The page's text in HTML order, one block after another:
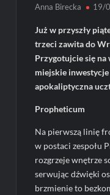
Anna Birecka 19/
Już w przyszły
trzeci zawita do
Przygotujcie się
miejskie inwestycje
apokaliptyczna
Propheticum
Na pierwszą linię
w postaci zespołu
rozgrzeje wnętrze
serwując dźwięki
brzmienie to